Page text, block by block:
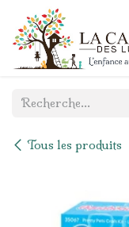
Se rendre au contenu
Tous les produits